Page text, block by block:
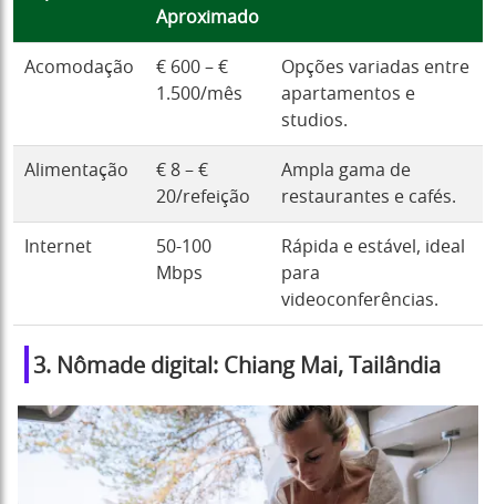
Aproximado
Acomodação
€ 600 – €
1.500/mês
Opções variadas entre
apartamentos e
studios.
Alimentação
€ 8 – €
20/refeição
Ampla gama de
restaurantes e cafés.
Internet
50-100
Mbps
Rápida e estável, ideal
para
videoconferências.
3. Nômade digital: Chiang Mai, Tailândia